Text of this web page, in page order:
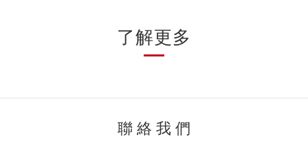
了解更多
聯 絡 我 們